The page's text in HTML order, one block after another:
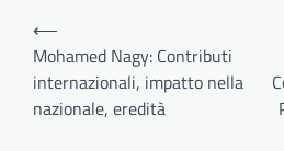
Post
navigation
⟵
Mohamed Nagy: Contributi
internazionali, impatto nella
nazionale, eredità